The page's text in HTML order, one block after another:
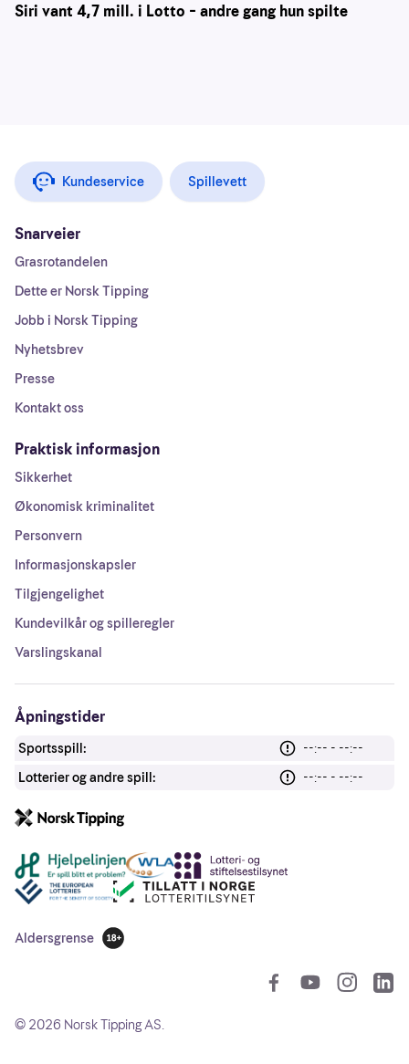
Siri vant 4,7 mill. i Lotto – andre gang hun spilte
Kundeservice Spillevett
Snarveier
Grasrotandelen
Dette er Norsk Tipping
Jobb i Norsk Tipping
Nyhetsbrev
Presse
Kontakt oss
Praktisk informasjon
Sikkerhet
Økonomisk kriminalitet
Personvern
Informasjonskapsler
Tilgjengelighet
Kundevilkår og spilleregler
Varslingskanal
Åpningstider
Sportsspill:
--:-- - --:--
Lotterier og andre spill:
--:-- - --:--
Andre lenker
Aldersgrense
18 år
© 2026 Norsk Tipping AS.